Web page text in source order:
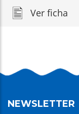
Ver ficha
NEWSLETTER